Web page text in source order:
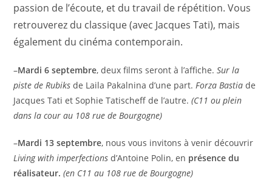
passion de l’écoute, et du travail de répétition. Vous
retrouverez du classique (avec Jacques Tati), mais
également du cinéma contemporain.
–Mardi 6 septembre, deux films seront à l’affiche.Sur la
piste de Rubiks de Laila Pakalnina d’une part. Forza Bastia de
Jacques Tati et Sophie Tatischeff de l’autre.(C11 ou plein
dans la cour au 108 rue de Bourgogne)
–Mardi 13 septembre, nous vous invitons à venir découvrir
Living with imperfections d’Antoine Polin, en présence du
réalisateur. (en C11 au 108 rue de Bourgogne)